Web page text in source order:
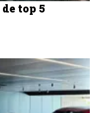
top 5